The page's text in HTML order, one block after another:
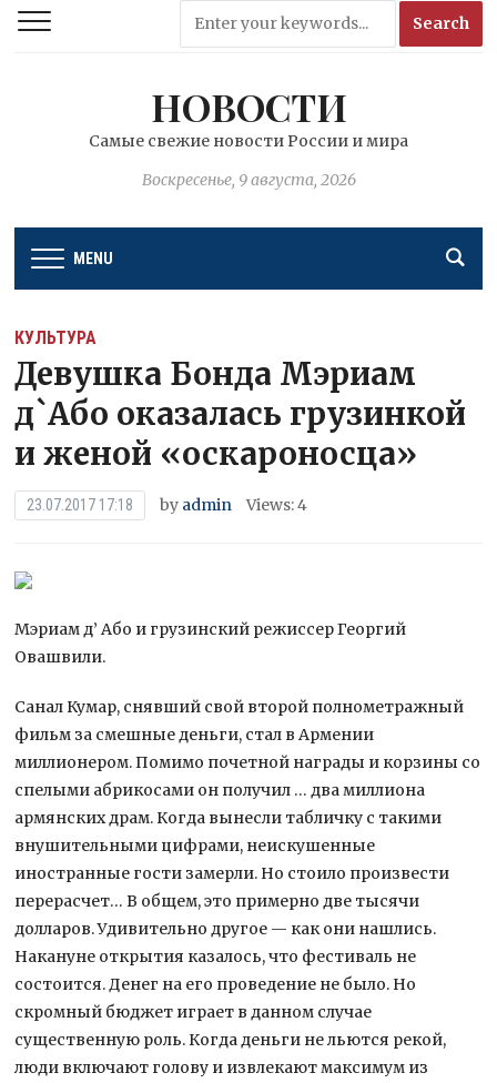
НОВОСТИ
Самые свежие новости России и мира
Воскресенье, 9 августа, 2026
MENU
КУЛЬТУРА
Девушка Бонда Мэриам
д`Або оказалась грузинкой
и женой «оскароносца»
23.07.2017 17:18 by admin Views: 4
Мэриам д’ Або и грузинский режиссер Георгий
Овашвили.
Санал Кумар, снявший свой второй полнометражный
фильм за смешные деньги, стал в Армении
миллионером. Помимо почетной награды и корзины со
спелыми абрикосами он получил … два миллиона
армянских драм. Когда вынесли табличку с такими
внушительными цифрами, неискушенные
иностранные гости замерли. Но стоило произвести
перерасчет… В общем, это примерно две тысячи
долларов. Удивительно другое — как они нашлись.
Накануне открытия казалось, что фестиваль не
состоится. Денег на его проведение не было. Но
скромный бюджет играет в данном случае
существенную роль. Когда деньги не льются рекой,
люди включают голову и извлекают максимум из